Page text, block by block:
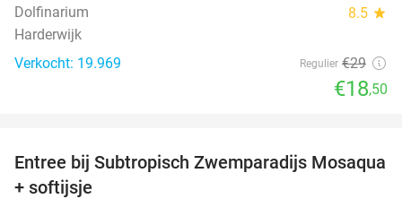
Dolfinarium 8.5 star
Harderwijk
Verkocht: 19.969
Regulier €29
€18,50
25%
Entree bij Subtropisch Zwemparadijs Mosaqua
+ softijsje